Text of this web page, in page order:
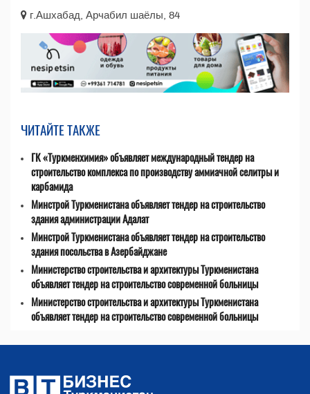
г.Ашхабад, Арчабил шаёлы, 84
ЧИТАЙТЕ ТАКЖЕ
ГК «Туркменхимия» объявляет международный тендер на
строительство комплекса по производству аммиачной селитры и
карбамида
Минстрой Туркменистана объявляет тендер на строительство
здания администрации Адалат
Минстрой Туркменистана объявляет тендер на строительство
здания посольства в Азербайджане
Министерство строительства и архитектуры Туркменистана
объявляет тендер на строительство современной больницы
Министерство строительства и архитектуры Туркменистана
объявляет тендер на строительство современной больницы